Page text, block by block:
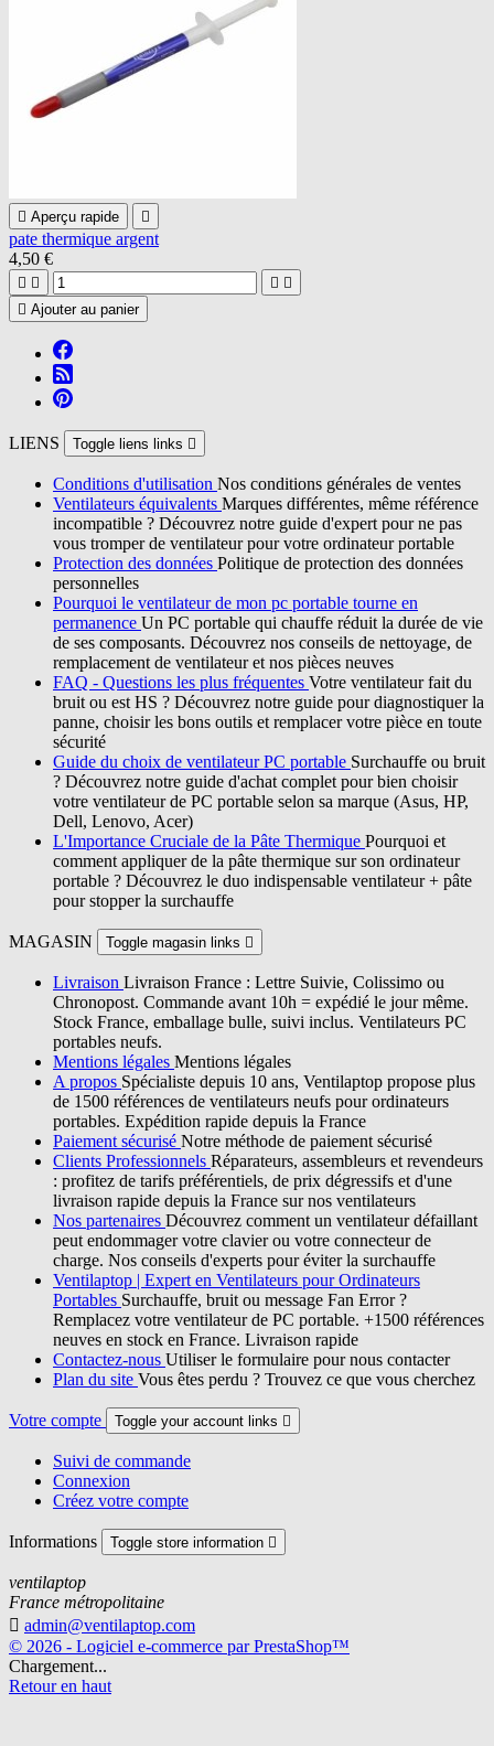
 Aperçu rapide 
pate thermique argent
4,50 €
   
 Ajouter au panier
LIENS Toggle liens links 
Conditions d'utilisation Nos conditions générales de ventes
Ventilateurs équivalents Marques différentes, même référence
incompatible ? Découvrez notre guide d'expert pour ne pas
vous tromper de ventilateur pour votre ordinateur portable
Protection des données Politique de protection des données
personnelles
Pourquoi le ventilateur de mon pc portable tourne en
permanence Un PC portable qui chauffe réduit la durée de vie
de ses composants. Découvrez nos conseils de nettoyage, de
remplacement de ventilateur et nos pièces neuves
FAQ - Questions les plus fréquentes Votre ventilateur fait du
bruit ou est HS ? Découvrez notre guide pour diagnostiquer la
panne, choisir les bons outils et remplacer votre pièce en toute
sécurité
Guide du choix de ventilateur PC portable Surchauffe ou bruit
? Découvrez notre guide d'achat complet pour bien choisir
votre ventilateur de PC portable selon sa marque (Asus, HP,
Dell, Lenovo, Acer)
L'Importance Cruciale de la Pâte Thermique Pourquoi et
comment appliquer de la pâte thermique sur son ordinateur
portable ? Découvrez le duo indispensable ventilateur + pâte
pour stopper la surchauffe
MAGASIN Toggle magasin links 
Livraison Livraison France : Lettre Suivie, Colissimo ou
Chronopost. Commande avant 10h = expédié le jour même.
Stock France, emballage bulle, suivi inclus. Ventilateurs PC
portables neufs.
Mentions légales Mentions légales
A propos Spécialiste depuis 10 ans, Ventilaptop propose plus
de 1500 références de ventilateurs neufs pour ordinateurs
portables. Expédition rapide depuis la France
Paiement sécurisé Notre méthode de paiement sécurisé
Clients Professionnels Réparateurs, assembleurs et revendeurs
: profitez de tarifs préférentiels, de prix dégressifs et d'une
livraison rapide depuis la France sur nos ventilateurs
Nos partenaires Découvrez comment un ventilateur défaillant
peut endommager votre clavier ou votre connecteur de
charge. Nos conseils d'experts pour éviter la surchauffe
Ventilaptop | Expert en Ventilateurs pour Ordinateurs
Portables Surchauffe, bruit ou message Fan Error ?
Remplacez votre ventilateur de PC portable. +1500 références
neuves en stock en France. Livraison rapide
Contactez-nous Utiliser le formulaire pour nous contacter
Plan du site Vous êtes perdu ? Trouvez ce que vous cherchez
Votre compte Toggle your account links 
Suivi de commande
Connexion
Créez votre compte
Informations Toggle store information 
ventilaptop
France métropolitaine
 admin@ventilaptop.com
© 2026 - Logiciel e-commerce par PrestaShop™
Chargement...
Retour en haut